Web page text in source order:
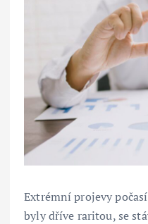
Extrémní projevy
byly dříve raritou, se